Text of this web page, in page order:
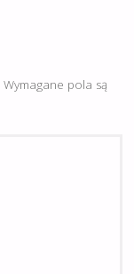
Wymagane pola są